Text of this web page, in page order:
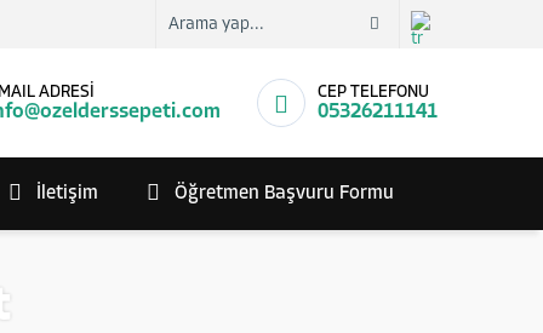
ADRESİ CEP TELEFONU
05326211141
İletişim Öğretmen Başvuru Formu